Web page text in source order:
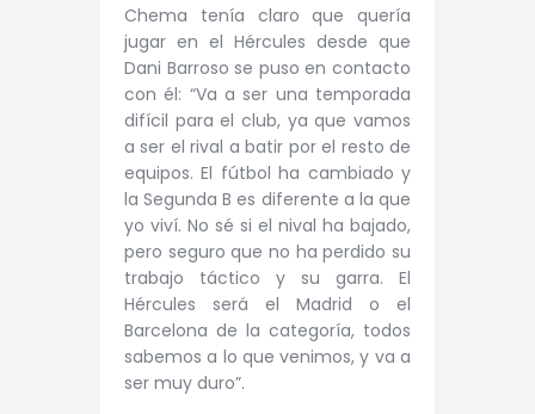
Chema tenía claro que quería
jugar en el Hércules desde que
Dani Barroso se puso en contacto
con él: “Va a ser una temporada
difícil para el club, ya que vamos
a ser el rival a batir por el resto de
equipos. El fútbol ha cambiado y
la Segunda B es diferente a la que
yo viví. No sé si el nival ha bajado,
pero seguro que no ha perdido su
trabajo táctico y su garra. El
Hércules será el Madrid o el
Barcelona de la categoría, todos
sabemos a lo que venimos, y va a
ser muy duro”.